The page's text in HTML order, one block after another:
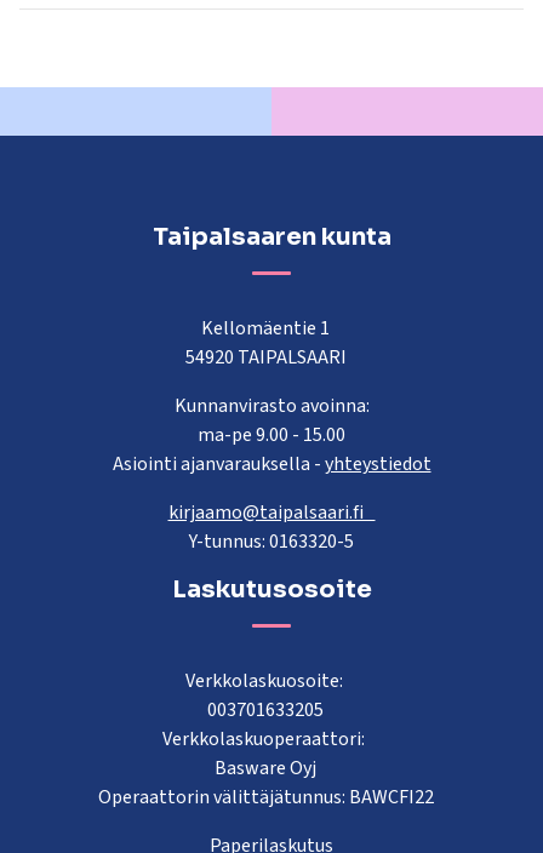
Taipalsaaren kunta
Kellomäentie 1
54920 TAIPALSAARI
Kunnanvirasto avoinna:
ma-pe 9.00 - 15.00
Asiointi ajanvarauksella -yhteystiedot
kirjaamo@taipalsaari.fi
Y-tunnus: 0163320-5
Laskutusosoite
Verkkolaskuosoite:
003701633205
Verkkolaskuoperaattori:
Basware Oyj
Operaattorin välittäjätunnus: BAWCFI22
Paperilaskutus